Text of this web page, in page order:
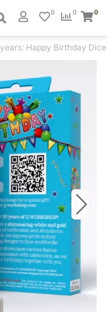
0
0 0
years: Happy Birthday